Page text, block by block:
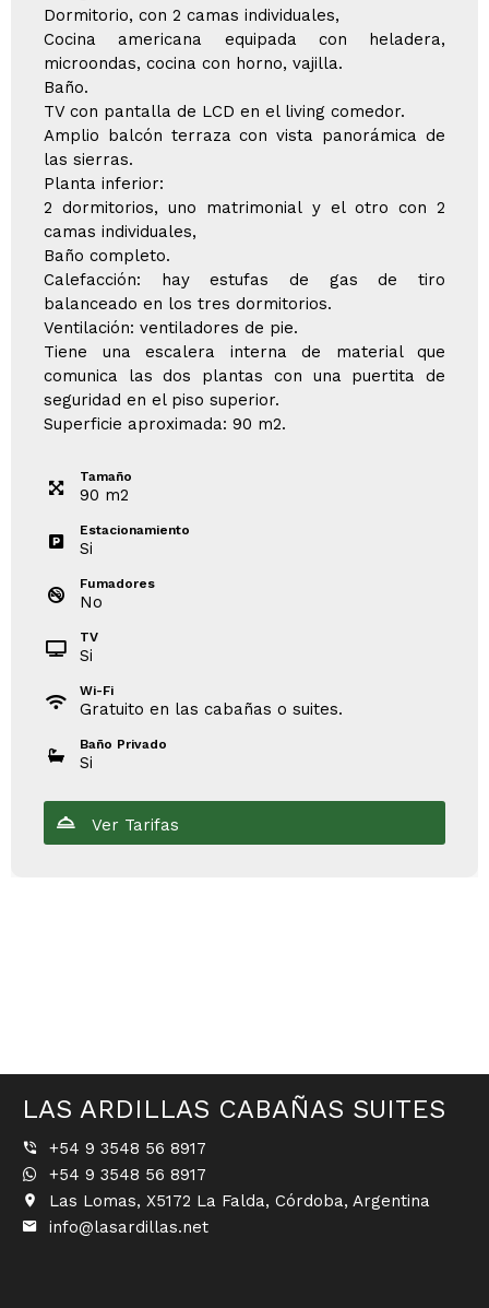
Dormitorio, con 2 camas individuales,
Cocina americana equipada con heladera,
microondas, cocina con horno, vajilla.
Baño.
TV con pantalla de LCD en el living comedor.
Amplio balcón terraza con vista panorámica de
las sierras.
Planta inferior:
2 dormitorios, uno matrimonial y el otro con 2
camas individuales,
Baño completo.
Calefacción: hay estufas de gas de tiro
balanceado en los tres dormitorios.
Ventilación: ventiladores de pie.
Tiene una escalera interna de material que
comunica las dos plantas con una puertita de
seguridad en el piso superior.
Superficie aproximada: 90 m2.
Tamaño
90 m2
Estacionamiento
Si
Fumadores
No
TV
Si
Wi-Fi
Gratuito en las cabañas o suites.
Baño Privado
Si
Ver Tarifas
LAS ARDILLAS CABAÑAS SUITES
+54 9 3548 56 8917
+54 9 3548 56 8917
Las Lomas, X5172 La Falda, Córdoba, Argentina
info@lasardillas.net